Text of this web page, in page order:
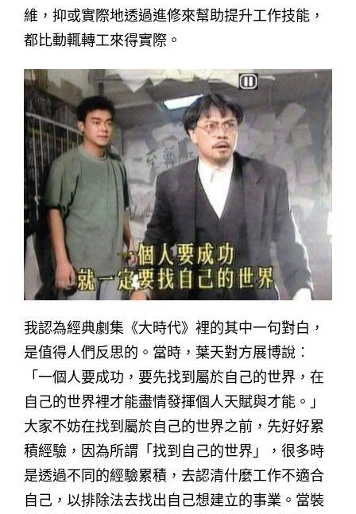
維，抑或實際地透過進修來幫助提升工作技能，
都比動輒轉工來得實際。
我認為經典劇集《大時代》裡的其中一句對白，
是值得人們反思的。當時，葉天對方展博說︰
「一個人要成功，要先找到屬於自己的世界，在
自己的世界裡才能盡情發揮個人天賦與才能。」
大家不妨在找到屬於自己的世界之前，先好好累
積經驗，因為所謂「找到自己的世界」，很多時
是透過不同的經驗累積，去認清什麼工作不適合
自己，以排除法去找出自己想建立的事業。當裝